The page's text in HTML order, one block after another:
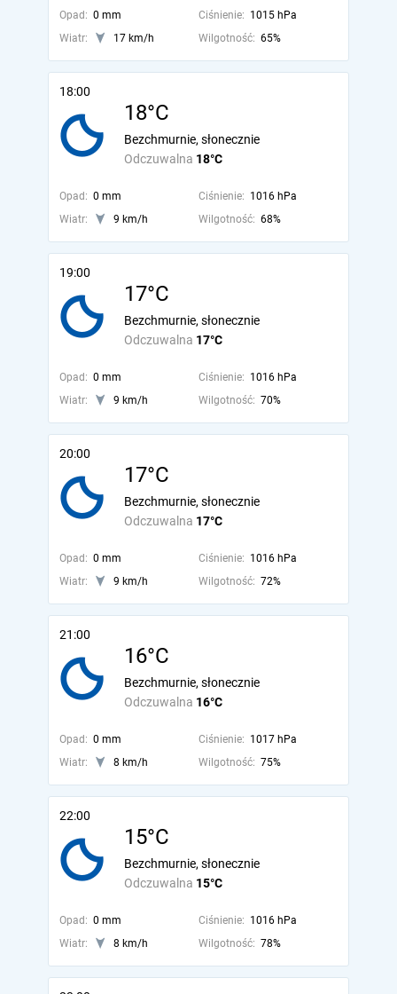
Opad: 0 mm Ciśnienie: 1015 hPa
Wiatr:
17 km/h Wilgotność: 65%
18:00
18°C
Odczuwalna 18°C
Bezchmurnie, słonecznie
Opad: 0 mm Ciśnienie: 1016 hPa
Wiatr:
9 km/h Wilgotność: 68%
19:00
17°C
Odczuwalna 17°C
Bezchmurnie, słonecznie
Opad: 0 mm Ciśnienie: 1016 hPa
Wiatr:
9 km/h Wilgotność: 70%
20:00
17°C
Odczuwalna 17°C
Bezchmurnie, słonecznie
Opad: 0 mm Ciśnienie: 1016 hPa
Wiatr:
9 km/h Wilgotność: 72%
21:00
16°C
Odczuwalna 16°C
Bezchmurnie, słonecznie
Opad: 0 mm Ciśnienie: 1017 hPa
Wiatr:
8 km/h Wilgotność: 75%
22:00
15°C
Odczuwalna 15°C
Bezchmurnie, słonecznie
Opad: 0 mm Ciśnienie: 1016 hPa
Wiatr:
8 km/h Wilgotność: 78%